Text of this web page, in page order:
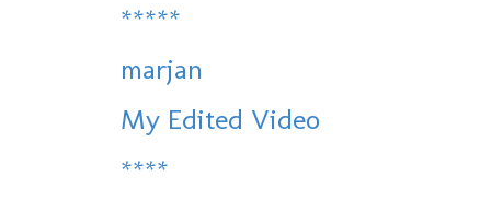
*****
marjan
My Edited Video
****